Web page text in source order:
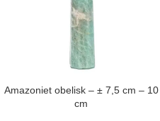
Amazoniet obelisk – ± 7,5 cm – 10
cm